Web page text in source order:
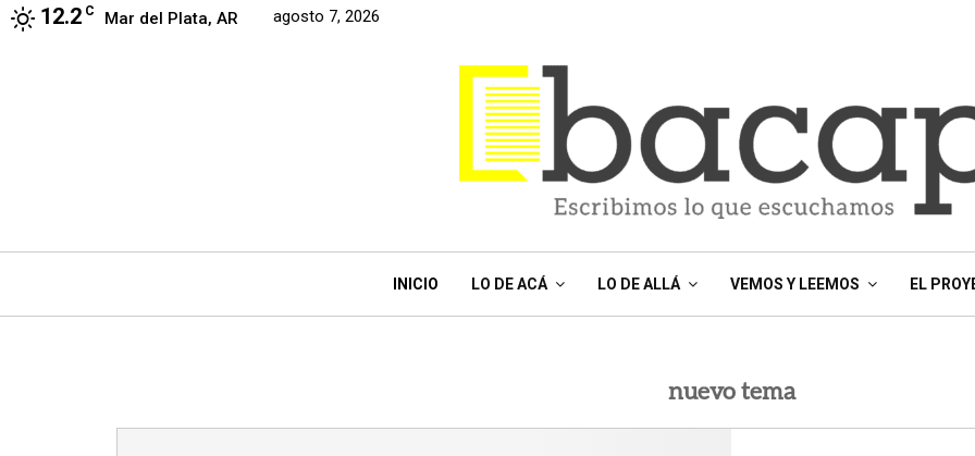
12.2 C Mar del Plata, AR agosto 7, 2026
INICIO LO DE ACÁ LO DE ALLÁ VEMOS Y LEEMOS EL
nuevo tema